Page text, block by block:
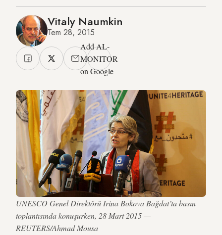
Vitaly Naumkin
Tem 28, 2015
Add AL-
MONITOR
on Google
UNESCO Genel Direktörü Irina Bokova Bağdat’ta basın
toplantısında konuşurken, 28 Mart 2015 —
REUTERS/Ahmad Mousa